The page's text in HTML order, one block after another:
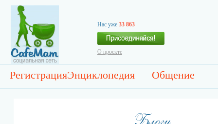
Нас уже 33 863
О проекте
РегистрацияЭнциклопедия Общение